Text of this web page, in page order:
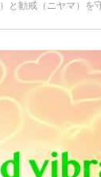
と勧戒（ニヤマ）